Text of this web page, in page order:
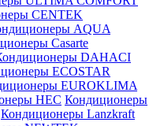
CENTEK
AQUA
Casarte
DAHACI
ECOSTAR
EUROKLIMA
HEC Кондиционеры
Кондиционеры Lanzkraft